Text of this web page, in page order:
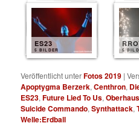
ES23
5 BILDER 5
Veröffentlicht unterFotos 2019 |
Apoptygma Berzerk,Centhron,
ES23,Future Lied To Us,
Suicide Commando,Synthattack,
Welle:Erdball